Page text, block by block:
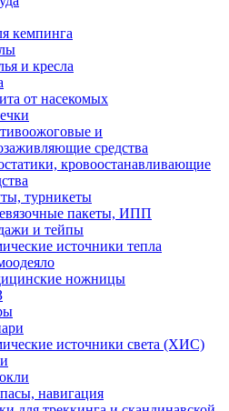
кемпинга
и кресла
от насекомых
и
средства
кровоостанавливающие
турникеты
пакеты, ИПП
и тейпы
источники тепла
ножницы
источники света (ХИС)
навигация